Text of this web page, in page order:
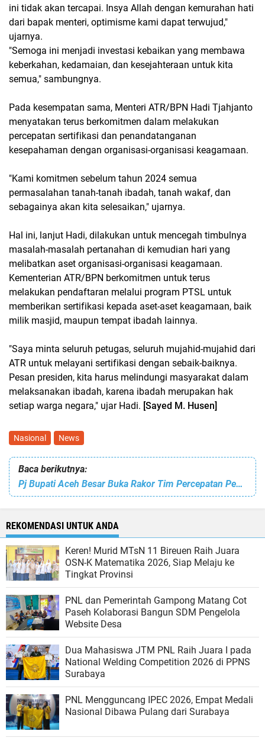
ini tidak akan tercapai. Insya Allah dengan kemurahan hati
dari bapak menteri, optimisme kami dapat terwujud,"
ujarnya.
"Semoga ini menjadi investasi kebaikan yang membawa
keberkahan, kedamaian, dan kesejahteraan untuk kita
semua," sambungnya.
Pada kesempatan sama, Menteri ATR/BPN Hadi Tjahjanto
menyatakan terus berkomitmen dalam melakukan
percepatan sertifikasi dan penandatanganan
kesepahaman dengan organisasi-organisasi keagamaan.
"Kami komitmen sebelum tahun 2024 semua
permasalahan tanah-tanah ibadah, tanah wakaf, dan
sebagainya akan kita selesaikan," ujarnya.
Hal ini, lanjut Hadi, dilakukan untuk mencegah timbulnya
masalah-masalah pertanahan di kemudian hari yang
melibatkan aset organisasi-organisasi keagamaan.
Kementerian ATR/BPN berkomitmen untuk terus
melakukan pendaftaran melalui program PTSL untuk
memberikan sertifikasi kepada aset-aset keagamaan, baik
milik masjid, maupun tempat ibadah lainnya.
"Saya minta seluruh petugas, seluruh mujahid-mujahid dari
ATR untuk melayani sertifikasi dengan sebaik-baiknya.
Pesan presiden, kita harus melindungi masyarakat dalam
melaksanakan ibadah, karena ibadah merupakan hak
setiap warga negara," ujar Hadi. [Sayed M. Husen]
Nasional News
Baca berikutnya:
Pj Bupati Aceh Besar Buka Rakor Tim Percepatan Penurunan Stunting Tahun 2023
REKOMENDASI UNTUK ANDA
Keren! Murid MTsN 11 Bireuen Raih Juara
OSN-K Matematika 2026, Siap Melaju ke
Tingkat Provinsi
PNL dan Pemerintah Gampong Matang Cot
Paseh Kolaborasi Bangun SDM Pengelola
Website Desa
Dua Mahasiswa JTM PNL Raih Juara I pada
National Welding Competition 2026 di PPNS
Surabaya
PNL Mengguncang IPEC 2026, Empat Medali
Nasional Dibawa Pulang dari Surabaya